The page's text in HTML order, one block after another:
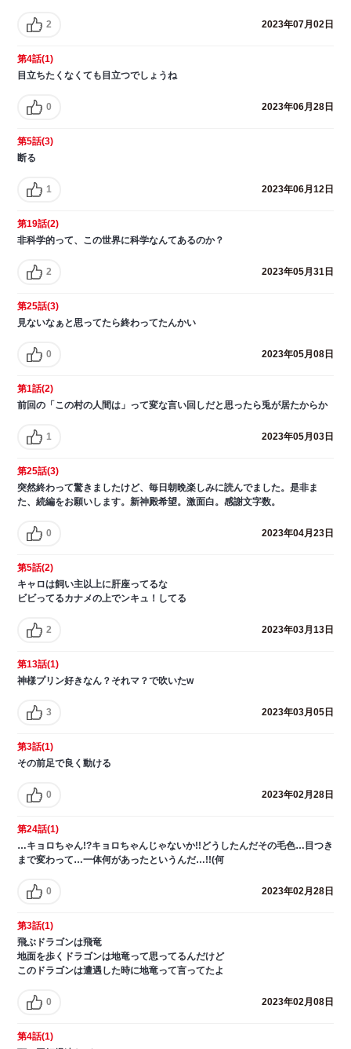
2 2023年07月02日
第4話(1)
目立ちたくなくても目立つでしょうね
0 2023年06月28日
第5話(3)
断る
1 2023年06月12日
第19話(2)
非科学的って、この世界に科学なんてあるのか？
2 2023年05月31日
第25話(3)
見ないなぁと思ってたら終わってたんかい
0 2023年05月08日
第1話(2)
前回の「この村の人間は」って変な言い回しだと思ったら兎が居たからか
1 2023年05月03日
第25話(3)
突然終わって驚きましたけど、毎日朝晩楽しみに読んでました。是非ま
た、続編をお願いします。新神殿希望。激面白。感謝文字数。
0 2023年04月23日
第5話(2)
キャロは飼い主以上に肝座ってるな
ビビってるカナメの上でンキュ！してる
2 2023年03月13日
第13話(1)
神様プリン好きなん？それマ？で吹いたw
3 2023年03月05日
第3話(1)
その前足で良く動ける
0 2023年02月28日
第24話(1)
…キョロちゃん!?キョロちゃんじゃないか!!どうしたんだその毛色…目つき
まで変わって…一体何があったというんだ…!!(何
0 2023年02月28日
第3話(1)
飛ぶドラゴンは飛竜
地面を歩くドラゴンは地竜って思ってるんだけど
このドラゴンは遭遇した時に地竜って言ってたよ
0 2023年02月08日
第4話(1)